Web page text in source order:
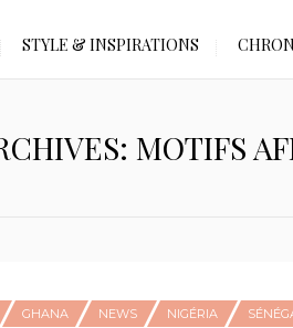
STYLE & INSPIRATIONS
MOTIFS
GHANA NEWS NIGÉRIA